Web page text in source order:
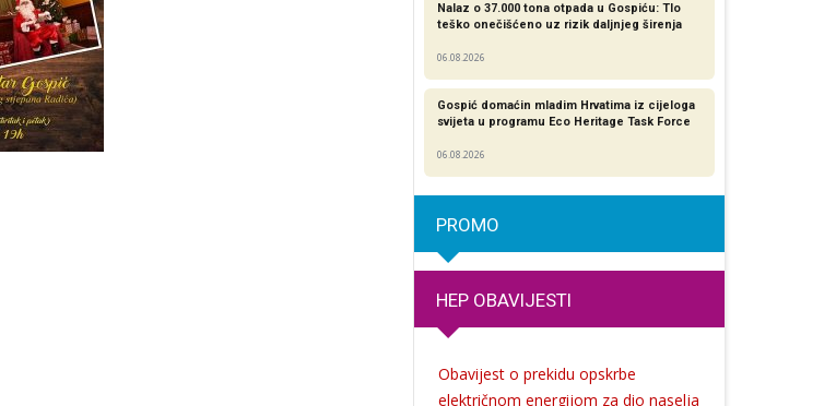
Nalaz o 37.000 tona otpada u Gospiću: Tlo
teško onečišćeno uz rizik daljnjeg širenja
06.08.2026
Gospić domaćin mladim Hrvatima iz cijeloga
svijeta u programu Eco Heritage Task Force
06.08.2026
PROMO
HEP OBAVIJESTI
Obavijest o prekidu opskrbe
električnom energijom za dio naselja